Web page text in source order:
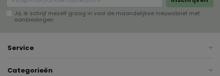
Ja, ik schrijf mezelf graag in voor de maandelijkse nieuwsbrief met
aanbiedingen
Service
Categorieën